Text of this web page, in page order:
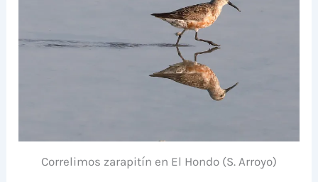
Correlimos zarapitín en El Hondo (S. Arroyo)